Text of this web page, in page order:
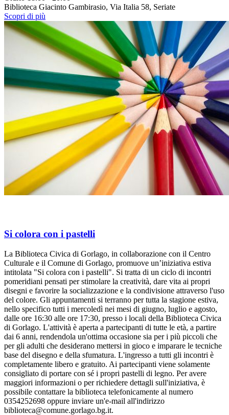
Biblioteca Giacinto Gambirasio, Via Italia 58, Seriate
Scopri di più
Si colora con i pastelli
La Biblioteca Civica di Gorlago, in collaborazione con il Centro
Culturale e il Comune di Gorlago, promuove un’iniziativa estiva
intitolata "Si colora con i pastelli". Si tratta di un ciclo di incontri
pomeridiani pensati per stimolare la creatività, dare vita ai propri
disegni e favorire la socializzazione e la condivisione attraverso l'uso
del colore. Gli appuntamenti si terranno per tutta la stagione estiva,
nello specifico tutti i mercoledì nei mesi di giugno, luglio e agosto,
dalle ore 16:30 alle ore 17:30, presso i locali della Biblioteca Civica
di Gorlago. L'attività è aperta a partecipanti di tutte le età, a partire
dai 6 anni, rendendola un'ottima occasione sia per i più piccoli che
per gli adulti che desiderano mettersi in gioco e imparare le tecniche
base del disegno e della sfumatura. L'ingresso a tutti gli incontri è
completamente libero e gratuito. Ai partecipanti viene solamente
consigliato di portare con sé i propri pastelli di legno. Per avere
maggiori informazioni o per richiedere dettagli sull'iniziativa, è
possibile contattare la biblioteca telefonicamente al numero
0354252698 oppure inviare un'e-mail all'indirizzo
biblioteca@comune.gorlago.bg.it.